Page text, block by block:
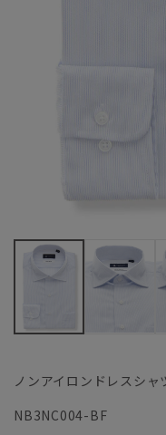
ノンアイロンドレスシャ
NB3NC004-BF